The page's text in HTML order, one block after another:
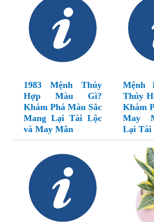
1983 Mệnh Thủy
Hợp Màu Gì?
Khám Phá Màu Sắc
Mang Lại Tài Lộc
và May Mắn
Mệnh
Thủy
Khám
May
Lại Tài